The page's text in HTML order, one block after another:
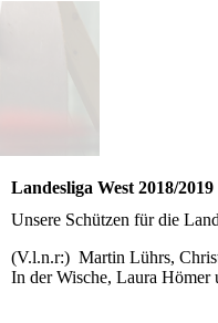
Landesliga West 2018/2019
Unsere Schützen für die
(V.l.n.r:) Martin Lührs,
In der Wische, Laura Hömer